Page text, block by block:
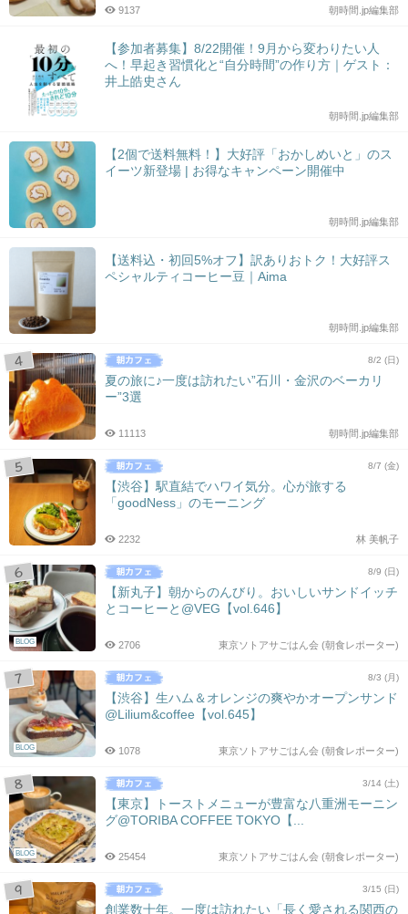
朝時間.jp編集部
9137
【参加者募集】8/22開催！9月から変わりたい人
へ！早起き習慣化と“自分時間”の作り方｜ゲスト：
井上皓史さん
朝時間.jp編集部
【2個で送料無料！】大好評「おかしめいと」のス
イーツ新登場 | お得なキャンペーン開催中
朝時間.jp編集部
【送料込・初回5%オフ】訳ありおトク！大好評ス
ペシャルティコーヒー豆｜Aima
朝時間.jp編集部
8/2 (日)
夏の旅に♪一度は訪れたい”石川・金沢のベーカリ
ー”3選
朝時間.jp編集部
11113
8/7 (金)
【渋谷】駅直結でハワイ気分。心が旅する
「goodNess」のモーニング
林 美帆子
2232
BLOG
8/9 (日)
【新丸子】朝からのんびり。おいしいサンドイッチ
とコーヒーと@VEG【vol.646】
東京ソトアサごはん会 (朝食レポーター)
2706
BLOG
8/3 (月)
【渋谷】生ハム＆オレンジの爽やかオープンサンド
@Lilium&coffee【vol.645】
東京ソトアサごはん会 (朝食レポーター)
1078
BLOG
3/14 (土)
【東京】トーストメニューが豊富な八重洲モーニン
グ@TORIBA COFFEE TOKYO【...
東京ソトアサごはん会 (朝食レポーター)
25454
3/15 (日)
創業数十年。一度は訪れたい「長く愛される関西の